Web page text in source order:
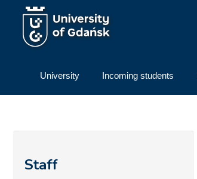
Skip to main content
University Incoming students
Staff